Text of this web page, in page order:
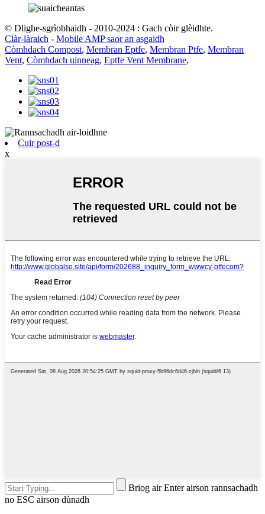
© Dlighe-sgrìobhaidh - 2010-2024 : Gach còir glèidhte.
Clàr-làraich - Mobile AMP saor an asgaidh
Còmhdach Compost, Membran Eptfe, Membran Ptfe, Membran
Vent, Còmhdach uinneag, Eptfe Vent Membrane,
Cuir post-d
x
Briog air Enter airson rannsachadh
no ESC airson dùnadh